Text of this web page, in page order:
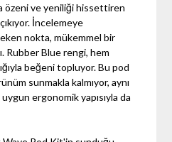
özeni ve yeniliği hissettiren
İncelemeye
nokta, mükemmel bir
Rubber Blue rengi, hem
beğeni topluyor. Bu pod
sunmakla kalmıyor, aynı
ergonomik yapısıyla da